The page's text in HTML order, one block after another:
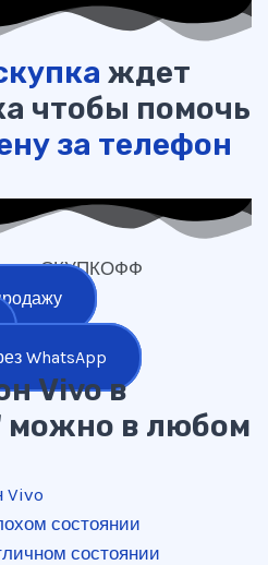
ждет
чтобы помочь
за телефон
WhatsApp
Vivo в
в любом
Vivo
состоянии
состоянии